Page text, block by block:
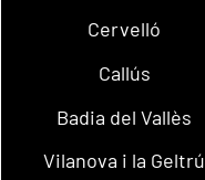
Cervelló
Callús
Badia del Vallès
Vilanova i la Geltrú